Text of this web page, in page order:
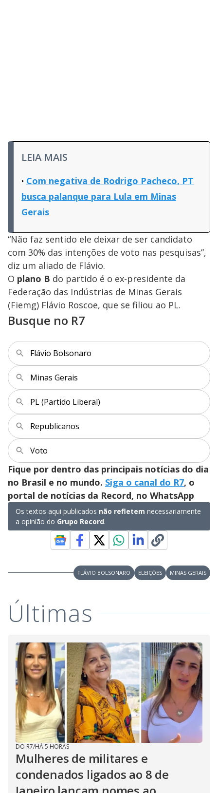
LEIA MAIS
Com negativa de Rodrigo Pacheco, PT
busca palanque para Lula em Minas
Gerais
“Não faz sentido ele deixar de ser candidato
com 30% das intenções de voto nas pesquisas”,
diz um aliado de Flávio.
O plano B do partido é o ex-presidente da
Federação das Indústrias de Minas Gerais
(Fiemg) Flávio Roscoe, que se filiou ao PL.
Busque no R7
Flávio Bolsonaro
Minas Gerais
PL (Partido Liberal)
Republicanos
Voto
Fique por dentro das principais notícias do dia
no Brasil e no mundo. Siga o canal do R7, o
portal de notícias da Record, no WhatsApp
Os textos aqui publicados não refletem necessariamente
a opinião do Grupo Record.
FLÁVIO BOLSONARO ELEIÇÕES MINAS GERAIS
Últimas
DO R7/HÁ 5 HORAS
Mulheres de militares e
condenados ligados ao 8 de